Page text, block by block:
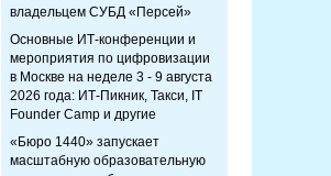
владельцем СУБД «Персей»
Основные ИТ-конференции и
мероприятия по цифровизации
в Москве на неделе 3 - 9 августа
2026 года: ИТ-Пикник, Такси, IT
Founder Camp и другие
«Бюро 1440» запускает
масштабную образовательную